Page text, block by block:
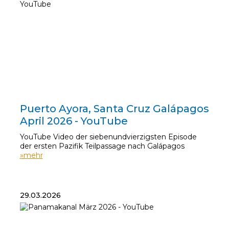
Puerto Ayora, Santa Cruz Galápagos
April 2026 - YouTube
YouTube Video der siebenundvierzigsten Episode
der ersten Pazifik Teilpassage nach Galápagos
»mehr
29.03.2026